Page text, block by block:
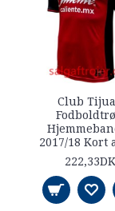
Club
2017/18 Kort